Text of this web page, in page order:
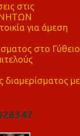
στις
για άμεση
στο Γύθειο
με